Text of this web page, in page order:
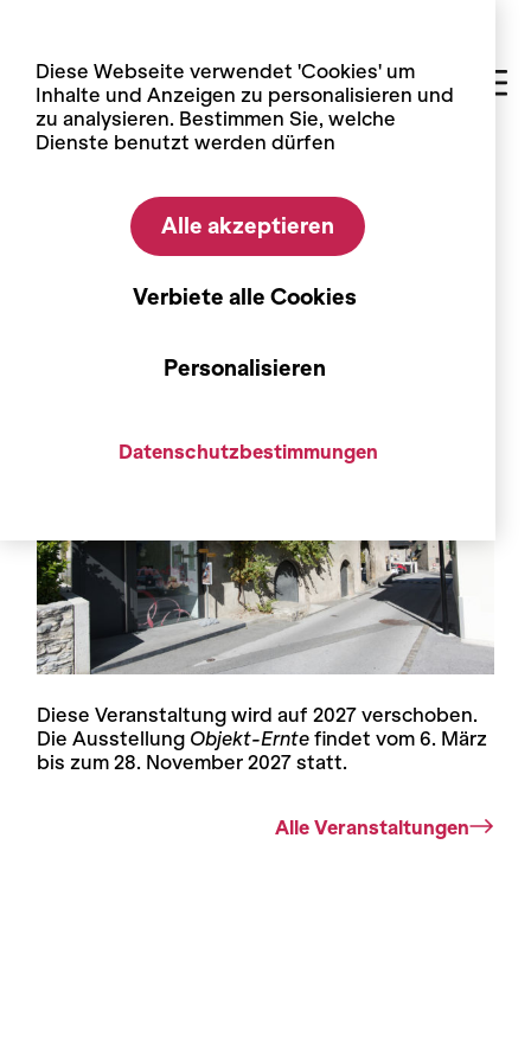
Veranstaltung
[VERSCHOBEN] Zeit für ein
Diese Veranstaltung wird auf 2027 verschoben.
Die Ausstellung Objekt-Ernte findet vom 6. März
bis zum 28. November 2027 statt.
Alle Veranstaltungen
Diese Webseite verwendet 'Cookies' um
Inhalte und Anzeigen zu personalisieren und
zu analysieren. Bestimmen Sie, welche
Dienste benutzt werden dürfen
Alle akzeptieren
Verbiete alle Cookies
Personalisieren
Datenschutzbestimmungen